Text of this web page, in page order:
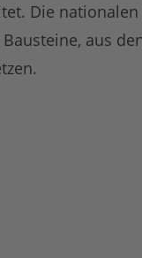
Die
aus